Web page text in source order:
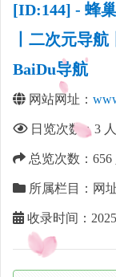
[ID:144] - 蜂
丨二次元导
BaiDu导航
网站网址：
日览次数： 3
总览次数： 656
所属栏目：网
收录时间：